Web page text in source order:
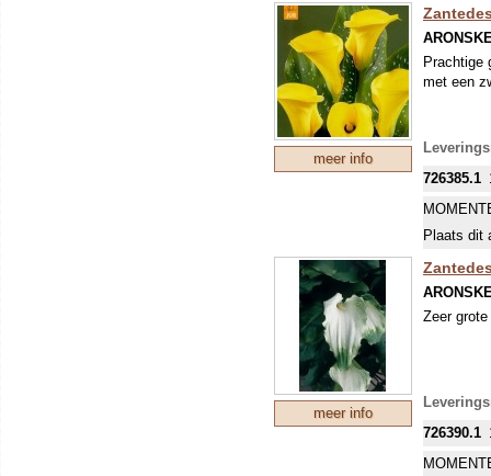
meer info
Prachtige
met een
726385.1
Plaats dit
meer info
Zeer
726390.1